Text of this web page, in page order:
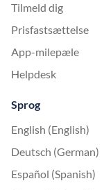
Tilmeld dig
Prisfastsættelse
App-milepæle
Helpdesk
Sprog
English (English)
Deutsch (German)
Español (Spanish)